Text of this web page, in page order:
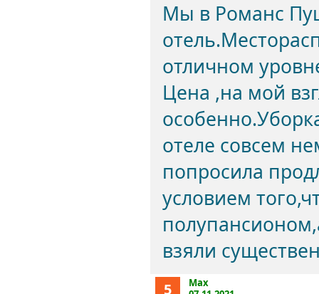
Мы в Романс
отличном
Цена ,на мой
отеле совсем
попросила
условием
взяли
5
Max